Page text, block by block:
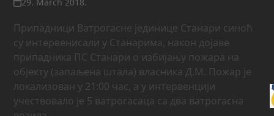
Припадници Ватрогасне јединице Станари синоћ
су интервенисали у Станарима, након дојаве
припадника ПС Станари о избијању пожара на
објекту (запаљена штала) власника Д.М. Пожар је
локализован у 21:00 час, а у интервенцији
учествовало је 5 ватрогасаца са два ватрогасна